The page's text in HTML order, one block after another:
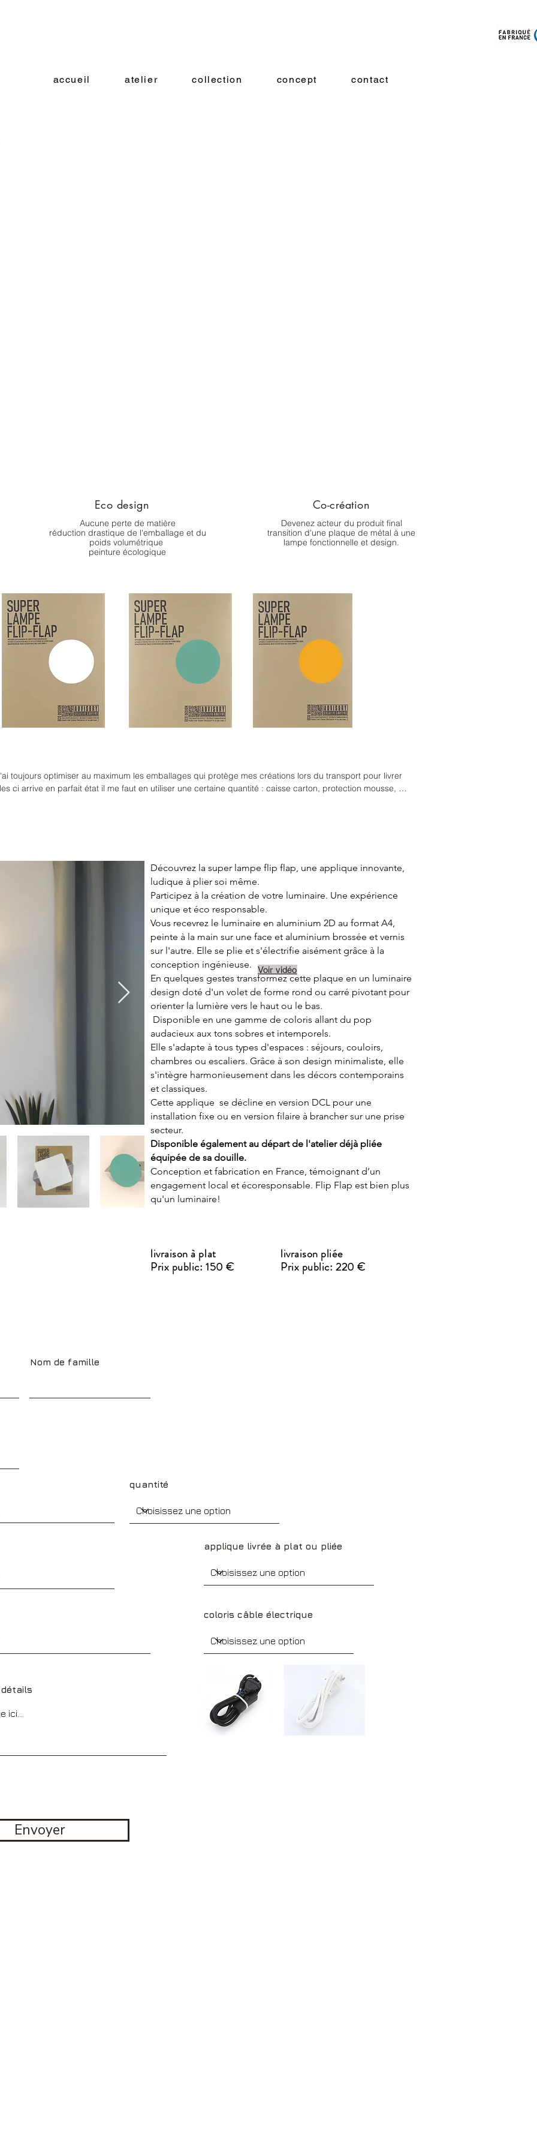
accueil atelier collection concept contact
Eco design
Aucune perte de matière
réduction drastique de l'emballage et du
poids volumétrique
peinture écologique
Co-création
Devenez acteur du produit final
transition d'une plaque de métal à une
lampe fonctionnelle et design.
toujours optimiser au maximum les emballages qui protège mes créations lors du transport pour livrer
ci arrive en parfait état il me faut en utiliser une certaine quantité : caisse carton, protection mousse,
réflexion car le cahier des charges stricte que je me suis  imposé; zéro perte de matière , finition
ne devez en aucun cas mettre de coté l'aspect esthétique, fonctionnel et qualitatif de cette super
Découvrez la super lampe flip flap, une applique innovante,
ludique à plier soi même.
Participez à la création de votre luminaire. Une expérience
unique et éco responsable.
Vous recevrez le luminaire en aluminium 2D au format A4,
peinte à la main sur une face et aluminium brossée et vernis
sur l'autre. Elle se plie et s'électrifie aisément grâce à la
conception ingénieuse.
En quelques gestes transformez cette plaque en un luminaire
design doté d'un volet de forme rond ou carré pivotant pour
orienter la lumière vers le haut ou le bas.
Disponible en une gamme de coloris allant du pop
audacieux aux tons sobres et intemporels.
Elle s'adapte à tous types d'espaces : séjours, couloirs,
chambres ou escaliers. Grâce à son design minimaliste, elle
s'intègre harmonieusement dans les décors contemporains
et classiques.
Cette applique se décline en version DCL pour une
installation fixe ou en version filaire à brancher sur une prise
secteur.
Disponible également au départ de l'atelier déjà pliée
équipée de sa douille.
Conception et fabrication en France, témoignant d’un
engagement local et écoresponsable. Flip Flap est bien plus
qu'un luminaire!
Voir vidéo
Prix public: 150 €
livraison à plat
Prix public: 220 €
livraison pliée
Nom de famille
quantité
applique livrée à plat ou pliée
coloris câble électrique
Envoyer